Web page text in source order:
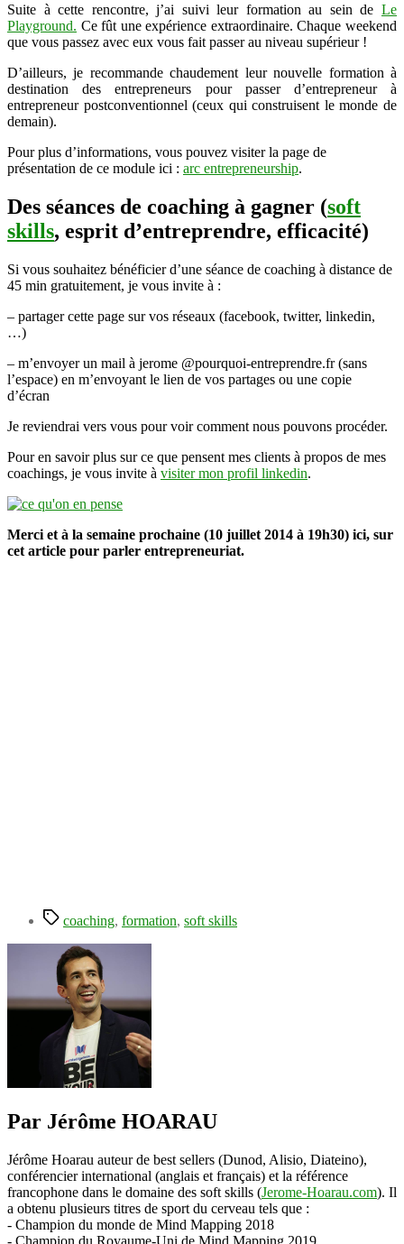
Suite à cette rencontre, j’ai suivi leur formation au sein de Le
Playground. Ce fût une expérience extraordinaire. Chaque weekend
que vous passez avec eux vous fait passer au niveau supérieur !
D’ailleurs, je recommande chaudement leur nouvelle formation à
destination des entrepreneurs pour passer d’entrepreneur à
entrepreneur postconventionnel (ceux qui construisent le monde de
demain).
Pour plus d’informations, vous pouvez visiter la page de
présentation de ce module ici : arc entrepreneurship.
Des séances de coaching à gagner (soft
skills, esprit d’entreprendre, efficacité)
Si vous souhaitez bénéficier d’une séance de coaching à distance de
45 min gratuitement, je vous invite à :
– partager cette page sur vos réseaux (facebook, twitter, linkedin,
…)
– m’envoyer un mail à jerome @pourquoi-entreprendre.fr (sans
l’espace) en m’envoyant le lien de vos partages ou une copie
d’écran
Je reviendrai vers vous pour voir comment nous pouvons procéder.
Pour en savoir plus sur ce que pensent mes clients à propos de mes
coachings, je vous invite à visiter mon profil linkedin.
Merci et à la semaine prochaine (10 juillet 2014 à 19h30) ici, sur
cet article pour parler entrepreneuriat.
Étiquettes
coaching, formation, soft skills
Par Jérôme HOARAU
Jérôme Hoarau auteur de best sellers (Dunod, Alisio, Diateino),
conférencier international (anglais et français) et la référence
francophone dans le domaine des soft skills (Jerome-Hoarau.com). Il
a obtenu plusieurs titres de sport du cerveau tels que :
- Champion du monde de Mind Mapping 2018
- Champion du Royaume-Uni de Mind Mapping 2019